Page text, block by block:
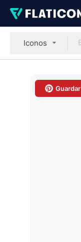
Iconos
Guardar